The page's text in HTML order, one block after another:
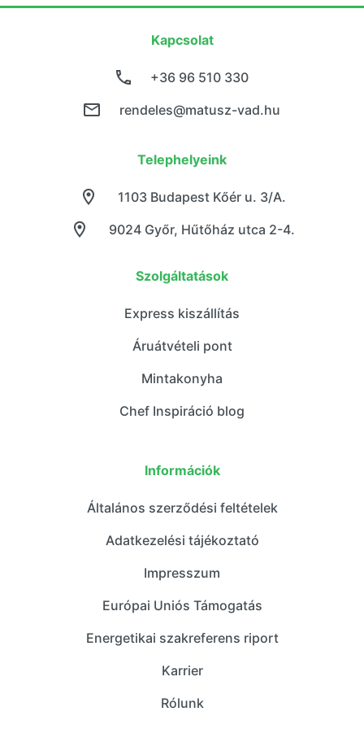
Kapcsolat
+36 96 510 330
rendeles@matusz-vad.hu
Telephelyeink
9024 Győr, Hűtőház utca 2-4.
1103 Budapest Kőér u. 3/A.
Szolgáltatások
Express kiszállítás
Áruátvételi pont
Mintakonyha
Chef Inspiráció blog
Információk
Általános szerződési feltételek
Adatkezelési tájékoztató
Impresszum
Európai Uniós Támogatás
Energetikai szakreferens riport
Karrier
Rólunk